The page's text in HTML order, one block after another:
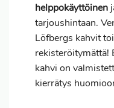
helppokäyttöinen
tarjoushintaan.
Löfbergs kahvit
rekisteröitymättä!
kahvi on
kierrätys